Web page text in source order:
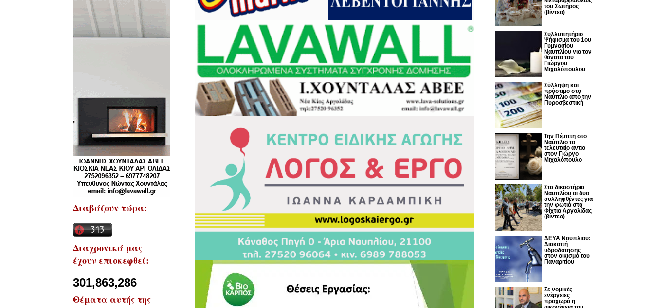
Διαβάζουν τώρα:
Διαχρονικά μας
έχουν επισκεφθεί:
301,863,286
Θέματα αυτής της
του Σωτήρος
(βίντεο)
Συλλυπητήριο
Ψήφισμα του 1ου
Γυμνασίου
Ναυπλίου για τον
θάνατο του
Γιώργου
Μιχαλόπουλου
Σύλληψη και
πρόστιμο στο
Ναύπλιο από την
Πυροσβεστική
Την Πέμπτη στο
Ναύπλιο το
τελευταίο αντίο
στον Γιώργο
Μιχαλόπουλο
Στα δικαστήρια
Ναυπλίου οι δυο
συλληφθέντες για
την φωτιά στα
Φίχτια Αργολίδας
(βίντεο)
ΔΕΥΑ Ναυπλίου:
Διακοπή
υδροδότησης
στον οικισμό του
Παναριτίου
Σε νομικές
ενέργειες
προχωρά η